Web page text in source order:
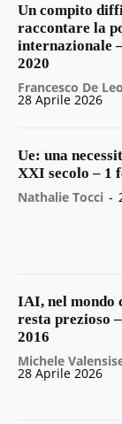
Un compito
raccontare la
internazionale
2020
Francesco De Leo
28 Aprile 2026
Ue: una
XXI secolo – 1
Nathalie Tocci -
IAI, nel mondo
resta prezioso
2016
Michele
28 Aprile 2026